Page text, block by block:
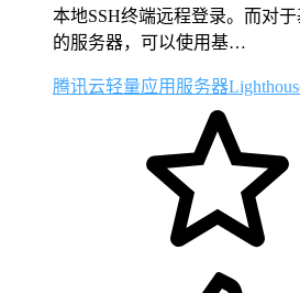
本地SSH终端远程登录。而对
的服务器，可以使用基…
腾讯云轻量应用服务器